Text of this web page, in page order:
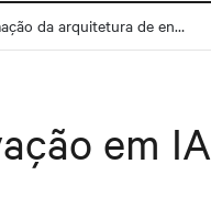
Transformação da arquitetura de energia
em IA